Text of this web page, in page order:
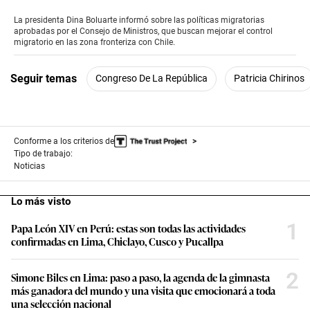
of
3
minutes,
12
La presidenta Dina Boluarte informó sobre las políticas migratorias
aprobadas por el Consejo de Ministros, que buscan mejorar el control
migratorio en las zona fronteriza con Chile.
Seguir temas Congreso De La República Patricia Chirinos
Conforme a los criterios de
Tipo de trabajo:
Noticias
Lo más visto
Papa León XIV en Perú: estas son todas las actividades
confirmadas en Lima, Chiclayo, Cusco y Pucallpa
1
Simone Biles en Lima: paso a paso, la agenda de la gimnasta
más ganadora del mundo y una visita que emocionará a toda
una selección nacional
2